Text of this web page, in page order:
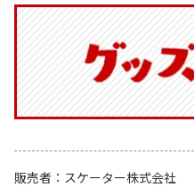
販売者
スケーター株式会社